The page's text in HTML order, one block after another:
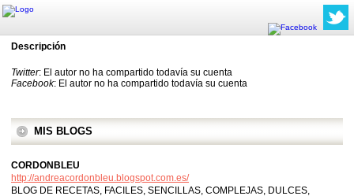
Descripción
Twitter: El autor no ha compartido todavía su cuenta
Facebook: El autor no ha compartido todavía su cuenta
MIS BLOGS
CORDONBLEU
http://andreacordonbleu.blogspot.com.es/
BLOG DE RECETAS, FACILES, SENCILLAS, COMPLEJAS, DULCES,